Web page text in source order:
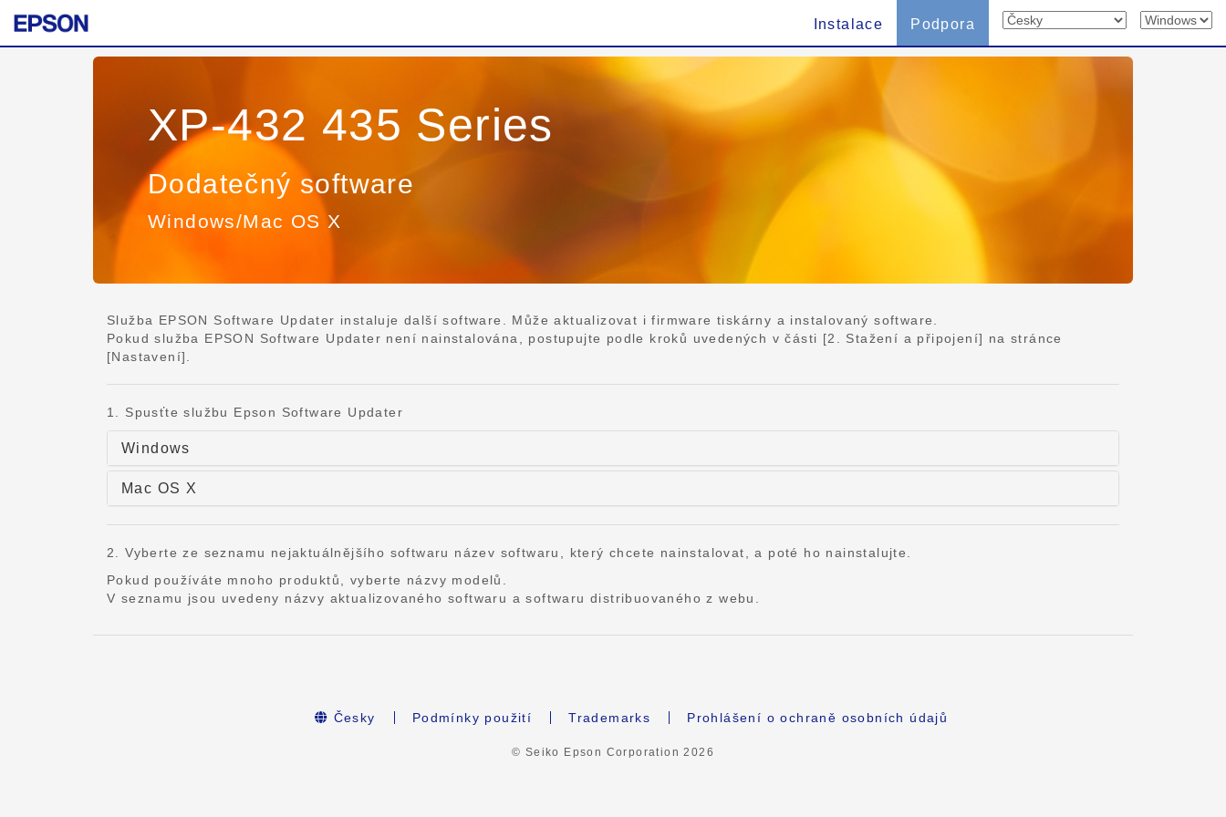
Instalace Podpora
XP-432 435 Series
Dodatečný software
Windows/Mac OS X
Služba EPSON Software Updater instaluje další software. Může aktualizovat i firmware tiskárny a instalovaný software.
Pokud služba EPSON Software Updater není nainstalována, postupujte podle kroků uvedených v části [2. Stažení a připojení] na stránce
[Nastavení].
1. Spusťte službu Epson Software Updater
Windows
Mac OS X
2. Vyberte ze seznamu nejaktuálnějšího softwaru název softwaru, který chcete nainstalovat, a poté ho nainstalujte.
Pokud používáte mnoho produktů, vyberte názvy modelů.
V seznamu jsou uvedeny názvy aktualizovaného softwaru a softwaru distribuovaného z webu.
Česky Podmínky použití Trademarks Prohlášení o ochraně osobních údajů
© Seiko Epson Corporation2026